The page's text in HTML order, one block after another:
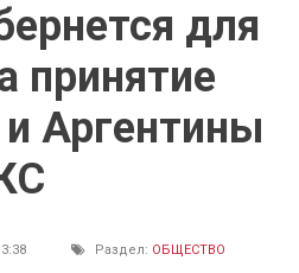
для
принятие
Аргентины
Раздел: ОБЩЕСТВО